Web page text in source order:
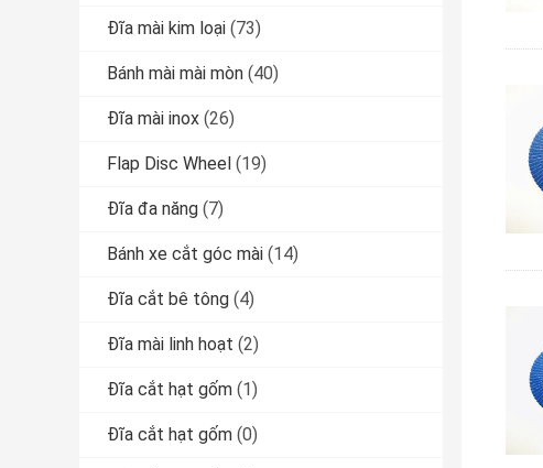
Đĩa mài kim loại (73)
Bánh mài mài mòn (40)
Đĩa mài inox (26)
Flap Disc Wheel (19)
Đĩa đa năng (7)
Bánh xe cắt góc mài (14)
Đĩa cắt bê tông (4)
Đĩa mài linh hoạt (2)
Đĩa cắt hạt gốm (1)
Đĩa cắt hạt gốm (0)